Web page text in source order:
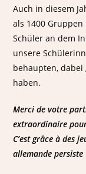
Auch in diesem
als 1400
Schüler an dem
unsere
behaupten, dabei
haben.
Merci de votre
extraordinaire
C’est grâce à des
allemande persiste